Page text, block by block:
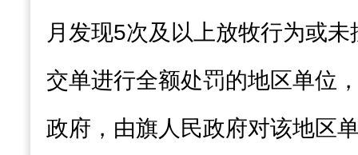
月发现5次及以上放牧行为或
交单进行全额处罚的地区单位
政府，由旗人民政府对该地区